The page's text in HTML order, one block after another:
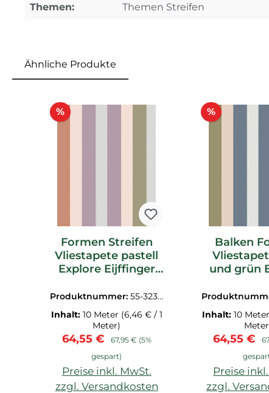
Themen: Themen Streifen
Ähnliche Produkte
%Rabatt
Formen Streifen
Vliestapete pastell
Explore Eijffinger
Produktnummer:55-3230
Inhalt: 10 Meter (6,46 € / 1
Meter)
Verkaufspreis:
64,55 € Regulärer Preis:
67,95 € (5%
gespart)
Preise inkl. MwSt.
zzgl. Versandkosten
%Rabatt
Balken
und grün
Inhalt:10 Meter
64,55 €
Preise
zzgl.